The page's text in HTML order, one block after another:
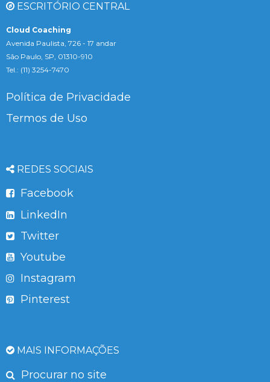
ESCRITÓRIO CENTRAL
Cloud Coaching
Avenida Paulista, 726 - 17 andar
São Paulo, SP, 01310-910
Tel.: (11) 3254-7470
Política de Privacidade
Termos de Uso
REDES SOCIAIS
Facebook
LinkedIn
Twitter
Youtube
Instagram
Pinterest
MAIS INFORMAÇÕES
Procurar no site